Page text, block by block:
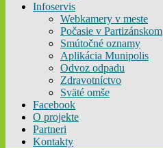
Infoservis
Webkamery v meste
Počasie v Partizánskom
Smútočné oznamy
Aplikácia Munipolis
Odvoz odpadu
Zdravotníctvo
Sväté omše
Facebook
O projekte
Partneri
Kontakty